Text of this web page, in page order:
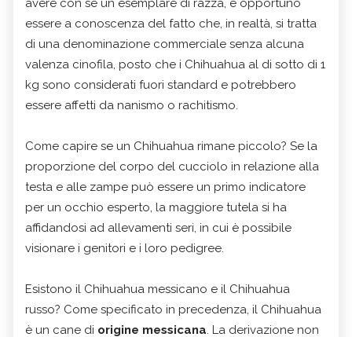
avere con sé un esemplare di razza, è opportuno
essere a conoscenza del fatto che, in realtà, si tratta
di una denominazione commerciale senza alcuna
valenza cinofila, posto che i Chihuahua al di sotto di 1
kg sono considerati fuori standard e potrebbero
essere affetti da nanismo o rachitismo.
Come capire se un Chihuahua rimane piccolo? Se la
proporzione del corpo del cucciolo in relazione alla
testa e alle zampe può essere un primo indicatore
per un occhio esperto, la maggiore tutela si ha
affidandosi ad allevamenti seri, in cui è possibile
visionare i genitori e i loro pedigree.
Esistono il Chihuahua messicano e il Chihuahua
russo? Come specificato in precedenza, il Chihuahua
è un cane di origine messicana. La derivazione non